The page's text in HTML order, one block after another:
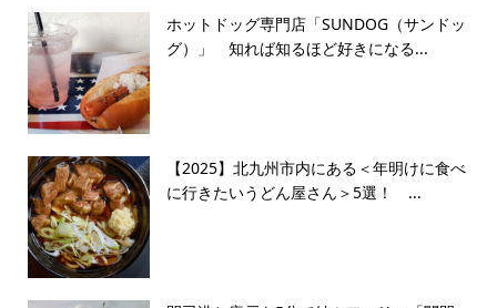
ホットドッグ専門店「SUNDOG（サンドッ
グ）」 知れば知るほど好きになる...
【2025】北九州市内にある＜年明けに食べ
に行きたいうどん屋さん＞5選！ ...